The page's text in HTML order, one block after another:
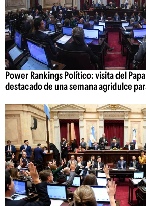
Power Rankings Político: visita del
destacado de una semana agridulce